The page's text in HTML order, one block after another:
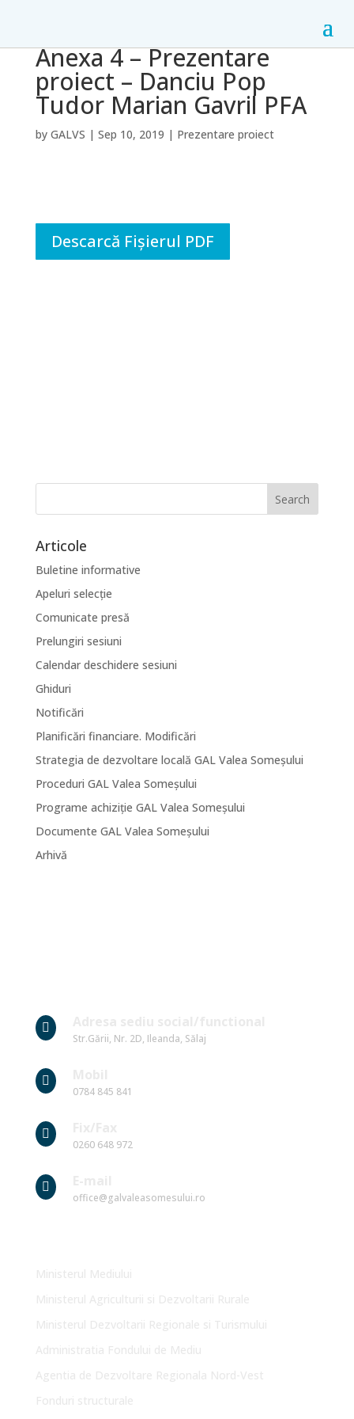
Anexa 4 – Prezentare
proiect – Danciu Pop
Tudor Marian Gavril PFA
by GALVS | Sep 10, 2019 | Prezentare proiect
Descarcă Fișierul PDF
Articole
Buletine informative
Apeluri selecție
Comunicate presă
Prelungiri sesiuni
Calendar deschidere sesiuni
Ghiduri
Notificări
Planificări financiare. Modificări
Strategia de dezvoltare locală GAL Valea Someșului
Proceduri GAL Valea Someșului
Programe achiziție GAL Valea Someșului
Documente GAL Valea Someșului
Arhivă

Str.Gării, Nr. 2D, Ileanda, Sălaj

0784 845 841

0260 648 972

office@galvaleasomesului.ro